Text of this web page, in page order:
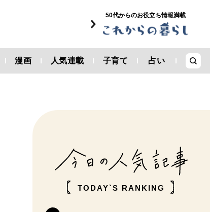
50代からのお役立ち情報満載
漫画 人気連載 子育て 占い
TODAY`S RANKING